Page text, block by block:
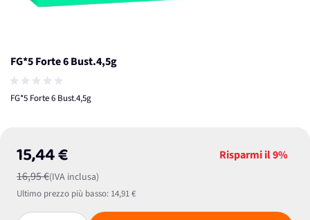
FG*5 Forte 6 Bust.4,5g
FG*5 Forte 6 Bust.4,5g
15,44 €
16,95 €(IVA inclusa)
Risparmi il9%
Ultimo prezzo più basso: 14,91 €